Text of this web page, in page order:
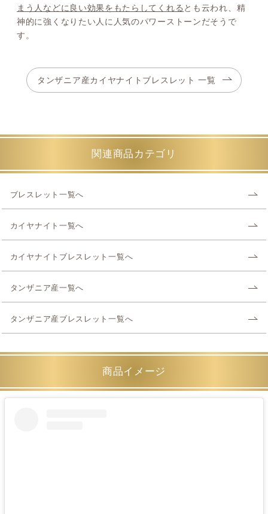
まう人などに良い効果をもたらしてくれる とも云われ、精
神的に強くなりたい人に人気のパワーストーンだそうで
す。
タンザニア産カイヤナイトブレスレット 一覧
関連商品カテゴリ
ブレスレット一覧へ
カイヤナイト一覧へ
カイヤナイトブレスレット一覧へ
タンザニア産一覧へ
タンザニア産ブレスレット一覧へ
商品イメージ